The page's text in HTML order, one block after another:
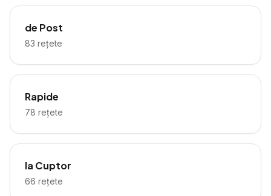
de Post
83 rețete
Rapide
78 rețete
la Cuptor
66 rețete